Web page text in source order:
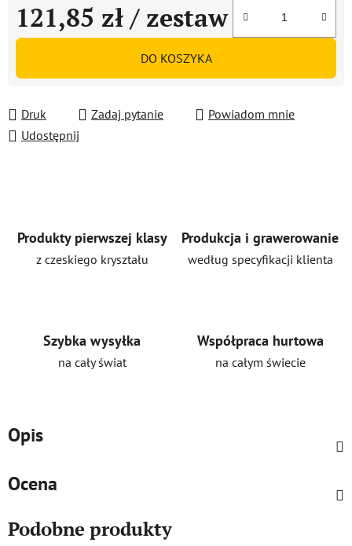
121,85 zł / zestaw
Cena jednostkowa:
DO KOSZYKA
Druk Zadaj pytanie
Powiadom mnie
Udostępnij
Produkty pierwszej klasy
z czeskiego kryształu
Produkcja i grawerowanie
według specyfikacji klienta
Szybka wysyłka
na cały świat
Współpraca hurtowa
na całym świecie
Opis
Ocena
Podobne produkty